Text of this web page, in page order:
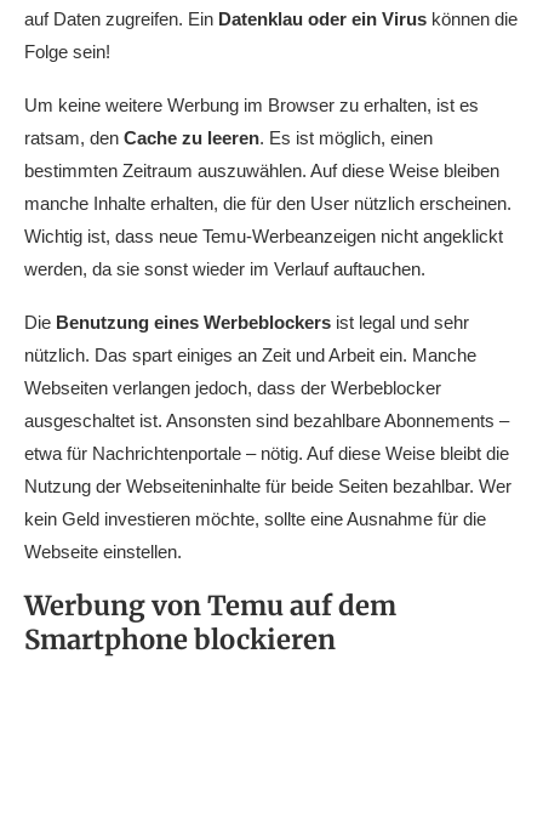
auf Daten zugreifen. Ein Datenklau oder ein Virus können die
Folge sein!
Um keine weitere Werbung im Browser zu erhalten, ist es
ratsam, den Cache zu leeren. Es ist möglich, einen
bestimmten Zeitraum auszuwählen. Auf diese Weise bleiben
manche Inhalte erhalten, die für den User nützlich erscheinen.
Wichtig ist, dass neue Temu-Werbeanzeigen nicht angeklickt
werden, da sie sonst wieder im Verlauf auftauchen.
Die Benutzung eines Werbeblockers ist legal und sehr
nützlich. Das spart einiges an Zeit und Arbeit ein. Manche
Webseiten verlangen jedoch, dass der Werbeblocker
ausgeschaltet ist. Ansonsten sind bezahlbare Abonnements –
etwa für Nachrichtenportale – nötig. Auf diese Weise bleibt die
Nutzung der Webseiteninhalte für beide Seiten bezahlbar. Wer
kein Geld investieren möchte, sollte eine Ausnahme für die
Webseite einstellen.
Werbung von Temu auf dem
Smartphone blockieren